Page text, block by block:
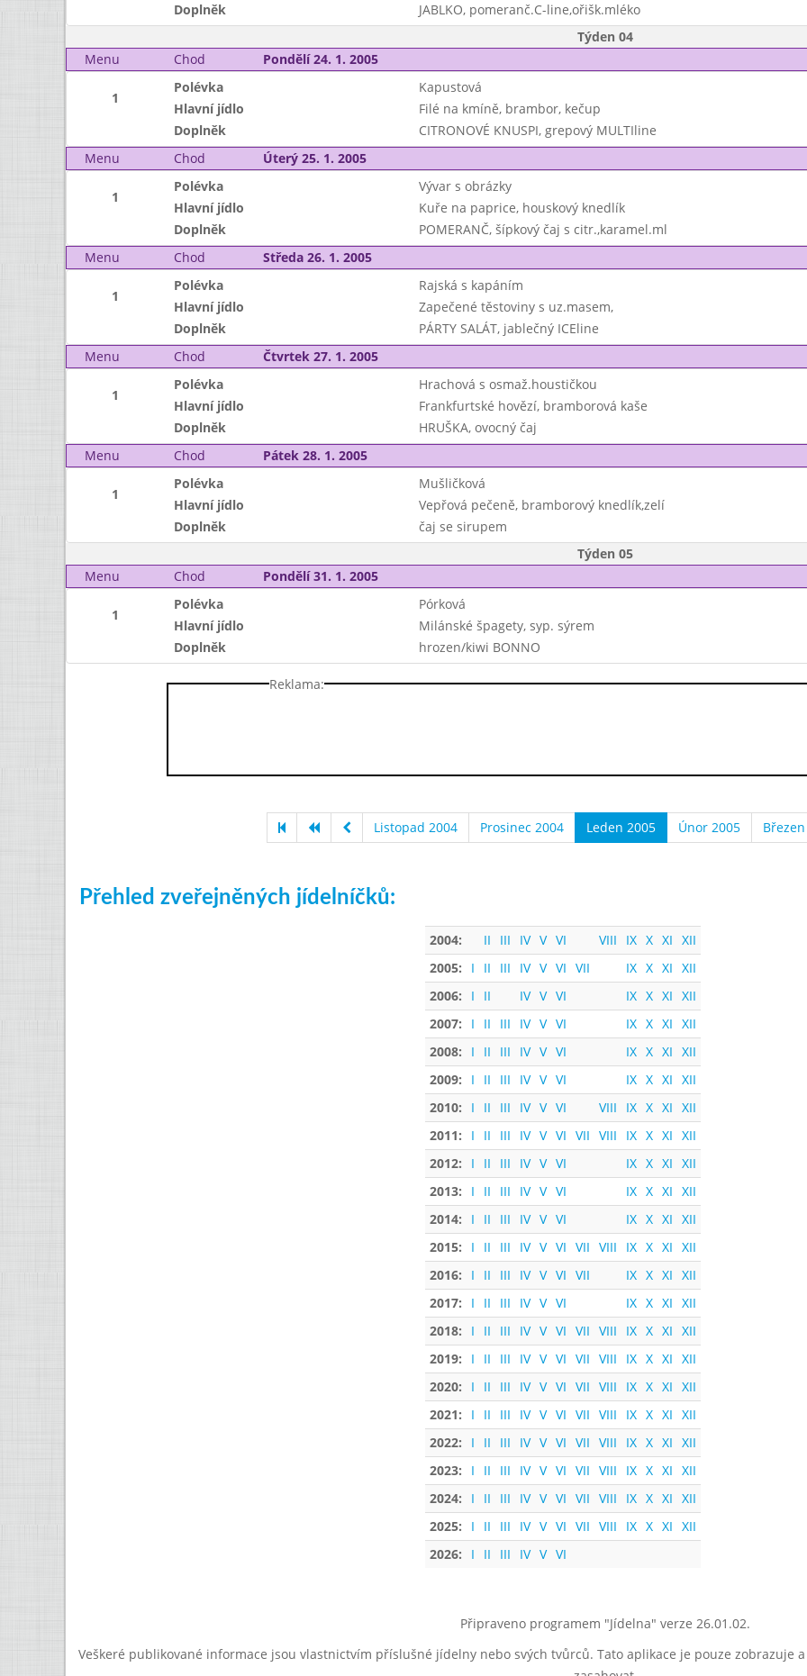
Doplněk
JABLKO, pomeranč.C-line,ořišk.mléko
Týden 04
Menu
Chod Pondělí 24. 1. 2005
1
Polévka
Kapustová
Hlavní jídlo
Filé na kmíně, brambor, kečup
Doplněk
CITRONOVÉ KNUSPI, grepový MULTIline
Menu
Chod Úterý 25. 1. 2005
1
Polévka
Vývar s obrázky
Hlavní jídlo
Kuře na paprice, houskový knedlík
Doplněk
POMERANČ, šípkový čaj s citr.,karamel.ml
Menu
Chod Středa 26. 1. 2005
1
Polévka
Rajská s kapáním
Hlavní jídlo
Zapečené těstoviny s uz.masem,
Doplněk
PÁRTY SALÁT, jablečný ICEline
Menu
Chod Čtvrtek 27. 1. 2005
1
Polévka
Hrachová s osmaž.houstičkou
Hlavní jídlo
Frankfurtské hovězí, bramborová kaše
Doplněk
HRUŠKA, ovocný čaj
Menu
Chod Pátek 28. 1. 2005
1
Polévka
Mušličková
Hlavní jídlo
Vepřová pečeně, bramborový knedlík,zelí
Doplněk
čaj se sirupem
Týden 05
Menu
Chod Pondělí 31. 1. 2005
1
Polévka
Pórková
Hlavní jídlo
Milánské špagety, syp. sýrem
Doplněk
hrozen/kiwi BONNO
Reklama:
Listopad 2004 Prosinec 2004 Leden 2005 Únor 2005
Přehled zveřejněných jídelníčků:
2004: II III IV V VI VIII IX X XI XII
2005:
I II III IV V VI VII IX X XI XII
2006:
I II IV V VI IX X XI XII
2007:
I II III IV V VI IX X XI XII
2008:
I II III IV V VI IX X XI XII
2009:
I II III IV V VI IX X XI XII
2010:
I II III IV V VI VIII IX X XI XII
2011:
I II III IV V VI VII VIII IX X XI XII
2012:
I II III IV V VI IX X XI XII
2013:
I II III IV V VI IX X XI XII
2014:
I II III IV V VI IX X XI XII
2015:
I II III IV V VI VII VIII IX X XI XII
2016:
I II III IV V VI VII IX X XI XII
2017:
I II III IV V VI IX X XI XII
2018:
I II III IV V VI VII VIII IX X XI XII
2019:
I II III IV V VI VII VIII IX X XI XII
2020:
I II III IV V VI VII VIII IX X XI XII
2021:
I II III IV V VI VII VIII IX X XI XII
2022:
I II III IV V VI VII VIII IX X XI XII
2023:
I II III IV V VI VII VIII IX X XI XII
2024:
I II III IV V VI VII VIII IX X XI XII
2025:
I II III IV V VI VII VIII IX X XI XII
2026:
I II III IV V VI
Připraveno programem "Jídelna" verze 26.01.02.
Veškeré publikované informace jsou vlastnictvím příslušné jídelny nebo svých tvůrců. Tato aplikace je pouze zobrazuje